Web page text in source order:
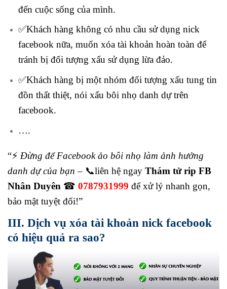
đến cuộc sống của mình.
✅Khách hàng không có nhu cầu sử dụng nick
facebook nữa, muốn xóa tài khoản hoàn toàn để
tránh bị đối tượng xấu sử dụng lừa đảo.
✅Khách hàng bị một nhóm đối tượng xấu tung tin
đồn thất thiệt, nói xấu bôi nhọ danh dự trên
facebook.
….
“⚡ Đừng để Facebook ảo bôi nhọ làm ảnh hưởng
danh dự của bạn – 📞liên hệ ngay Thám tử rip FB
Nhân Duyên ☎ 0787931999 để xử lý nhanh gọn,
bảo mật tuyệt đối!”
III. Dịch vụ xóa tài khoản nick facebook
có hiệu quả ra sao?